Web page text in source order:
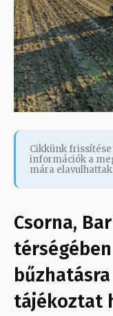
Cikkünk
információk a
mára
Csorna,
tájékoztat